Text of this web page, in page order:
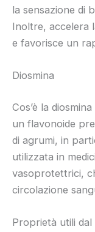
la sensazione di
Inoltre, accelera
e favorisce un
Diosmina
Cos’è la
un flavonoide
di agrumi, in
utilizzata in
vasoprotettrici,
circolazione
Proprietà utili